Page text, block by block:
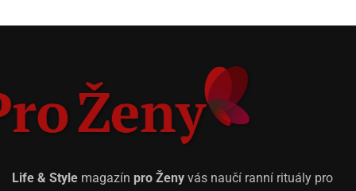
Life & Style magazín pro Ženy vás naučí ranní rituály pro